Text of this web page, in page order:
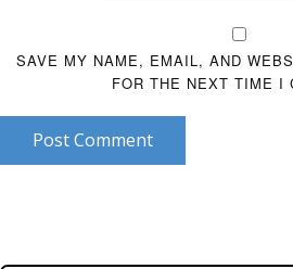
SAVE MY NAME, EMAIL, AND
FOR THE NEXT TIME I
Post Comment